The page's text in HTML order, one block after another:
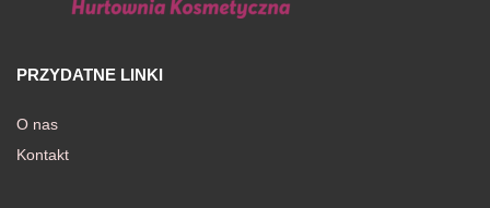
PRZYDATNE LINKI
O nas
Kontakt